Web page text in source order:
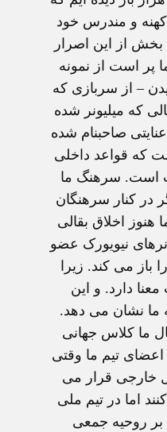
و مندرس خود
از اين اصرار
پر است از نمونه
– از سربازی که
که ميليونر شده
صاحبنام شده
که قواعد داخلی
است. سرهنگ ما
در کنار سرهنگان
هنوز اخلاق بقالی
نيويورک عضو
باز می کند. زيرا
معنا دارد. و اين
ما نشان می دهد.
ما کلاس جهانی
تيم ما وقتی
خارجی قرار می
اما در تيم ملی
روحيه جمعی